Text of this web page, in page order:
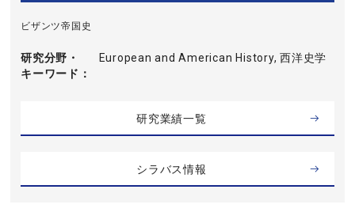
ビザンツ帝国史
研究分野・
キーワード
European and American History, 西洋史学
研究業績一覧
シラバス情報